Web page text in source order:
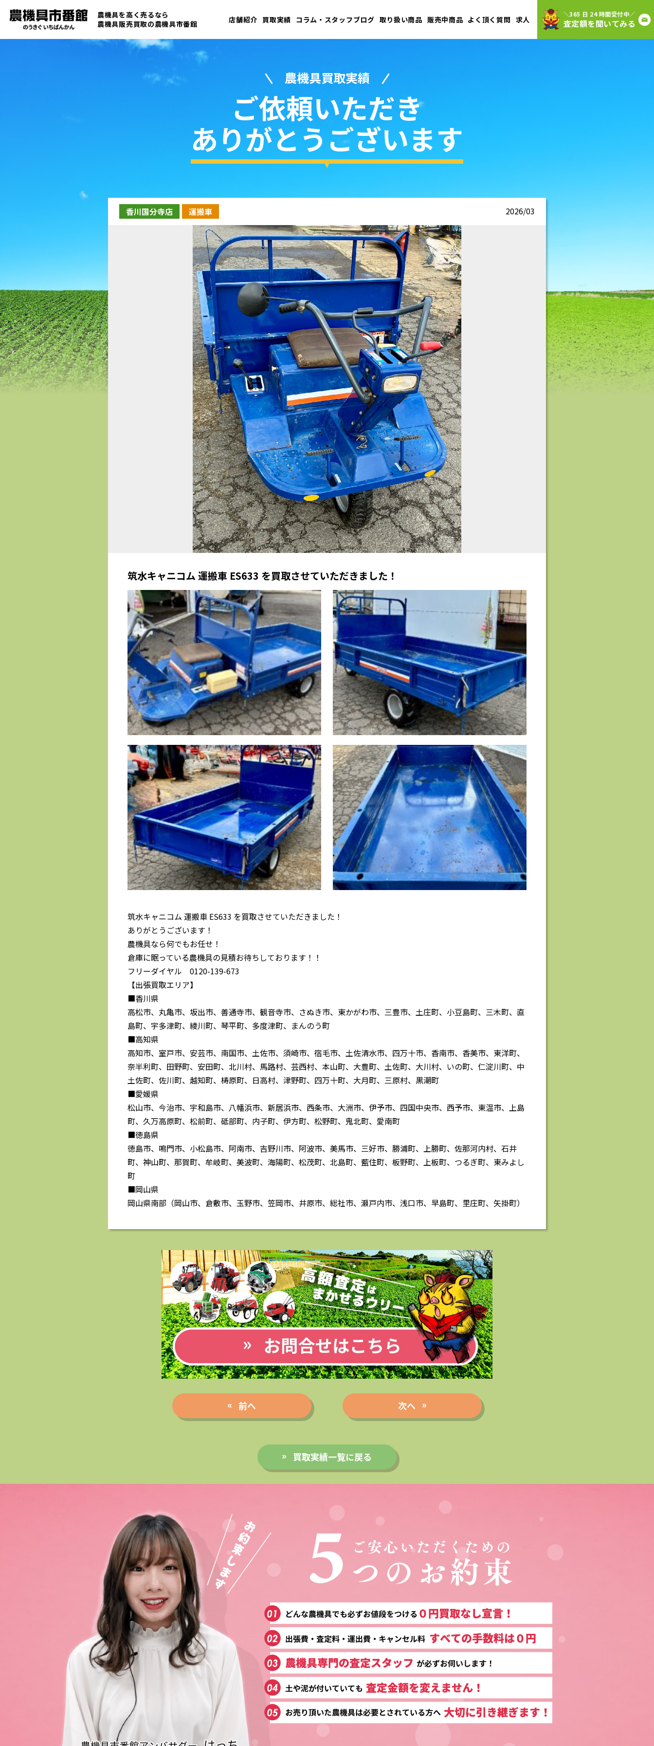
農機具を高く売るなら
農機具販売買取の農機具市番館 店舗紹介 買取実績 コラム・スタッフブログ 取り扱い商品 販売中商品 よく頂く質問 求人
＼365 日 24 時間受付中／
査定額を聞いてみる
農機具買取実績
ご依頼いただき
ありがとうございます
香川国分寺店 運搬車 2026/03
筑水キャニコム 運搬車 ES633 を買取させていただきました！
筑水キャニコム 運搬車 ES633 を買取させていただきました！
ありがとうございます！
農機具なら何でもお任せ！
倉庫に眠っている農機具の見積お待ちしております！！
フリーダイヤル 0120-139-673
【出張買取エリア】
■香川県
高松市、丸亀市、坂出市、善通寺市、観音寺市、さぬき市、東かがわ市、三豊市、土庄町、小豆島町、三木町、直
島町、宇多津町、綾川町、琴平町、多度津町、まんのう町
■高知県
高知市、室戸市、安芸市、南国市、土佐市、須崎市、宿毛市、土佐清水市、四万十市、香南市、香美市、東洋町、
奈半利町、田野町、安田町、北川村、馬路村、芸西村、本山町、大豊町、土佐町、大川村、いの町、仁淀川町、中
土佐町、佐川町、越知町、梼原町、日高村、津野町、四万十町、大月町、三原村、黒潮町
■愛媛県
松山市、今治市、宇和島市、八幡浜市、新居浜市、西条市、大洲市、伊予市、四国中央市、西予市、東温市、上島
町、久万高原町、松前町、砥部町、内子町、伊方町、松野町、鬼北町、愛南町
■徳島県
徳島市、鳴門市、小松島市、阿南市、吉野川市、阿波市、美馬市、三好市、勝浦町、上勝町、佐那河内村、石井
町、神山町、那賀町、牟岐町、美波町、海陽町、松茂町、北島町、藍住町、板野町、上板町、つるぎ町、東みよし
町
■岡山県
岡山県南部（岡山市、倉敷市、玉野市、笠岡市、井原市、総社市、瀬戸内市、浅口市、早島町、里庄町、矢掛町）
前へ 次へ
買取実績一覧に戻る